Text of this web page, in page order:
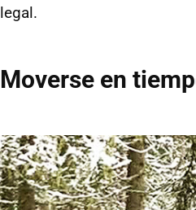
legal.
Moverse en